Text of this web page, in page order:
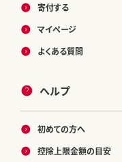
寄付する
マイページ
よくある質問
ヘルプ
初めての方へ
控除上限金額の目安